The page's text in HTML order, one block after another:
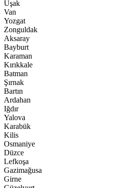
Uşak
Van
Yozgat
Zonguldak
Aksaray
Bayburt
Karaman
Kırıkkale
Batman
Şırnak
Bartın
Ardahan
Iğdır
Yalova
Karabük
Kilis
Osmaniye
Düzce
Lefkoşa
Gazimağusa
Girne